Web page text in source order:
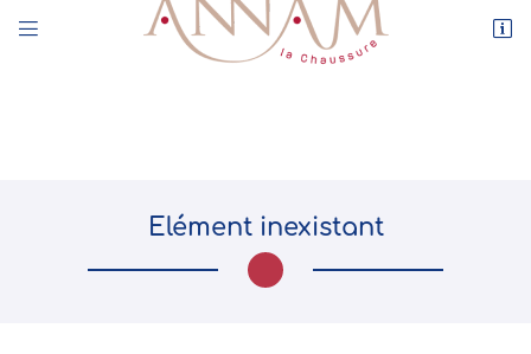
 
Elément inexistant